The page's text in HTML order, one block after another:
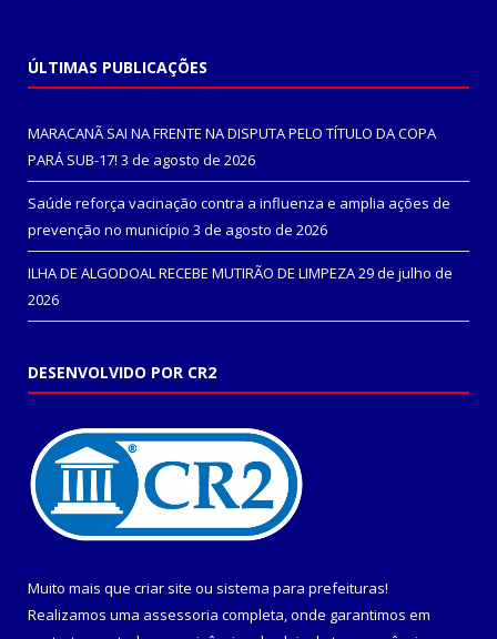
ÚLTIMAS PUBLICAÇÕES
MARACANÃ SAI NA FRENTE NA DISPUTA PELO TÍTULO DA COPA
PARÁ SUB-17! 3 de agosto de 2026
Saúde reforça vacinação contra a influenza e amplia ações de
prevenção no município 3 de agosto de 2026
ILHA DE ALGODOAL RECEBE MUTIRÃO DE LIMPEZA29 de julho de
2026
DESENVOLVIDO POR CR2
Muito mais que criar site ou sistema para prefeituras!
Realizamos uma assessoria completa, onde garantimos em